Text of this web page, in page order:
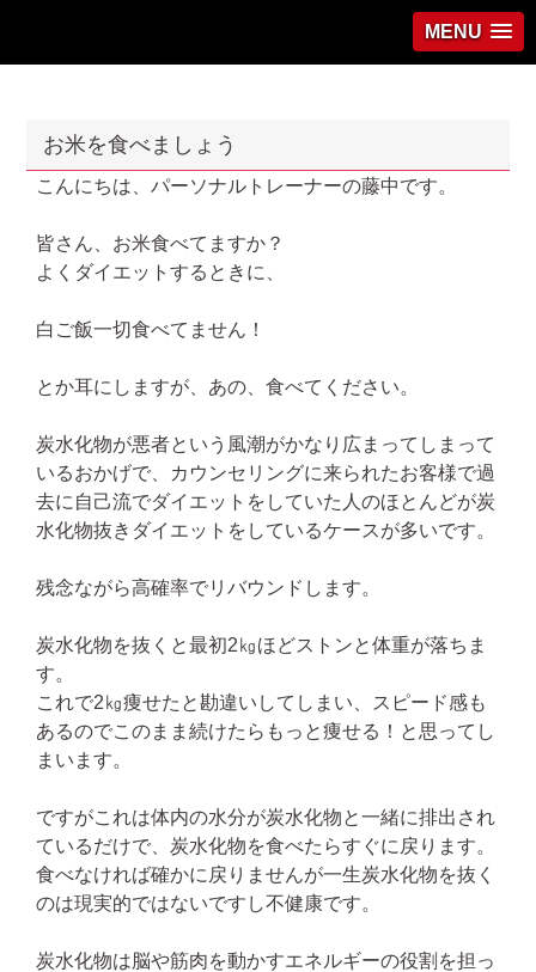
MENU
お米を食べましょう
こんにちは、パーソナルトレーナーの藤中です。
皆さん、お米食べてますか？
よくダイエットするときに、
白ご飯一切食べてません！
とか耳にしますが、あの、食べてください。
炭水化物が悪者という風潮がかなり広まってしまって
いるおかげで、カウンセリングに来られたお客様で過
去に自己流でダイエットをしていた人のほとんどが炭
水化物抜きダイエットをしているケースが多いです。
残念ながら高確率でリバウンドします。
炭水化物を抜くと最初2㎏ほどストンと体重が落ちま
す。
これで2㎏痩せたと勘違いしてしまい、スピード感も
あるのでこのまま続けたらもっと痩せる！と思ってし
まいます。
ですがこれは体内の水分が炭水化物と一緒に排出され
ているだけで、炭水化物を食べたらすぐに戻ります。
食べなければ確かに戻りませんが一生炭水化物を抜く
のは現実的ではないですし不健康です。
炭水化物は脳や筋肉を動かすエネルギーの役割を担っ